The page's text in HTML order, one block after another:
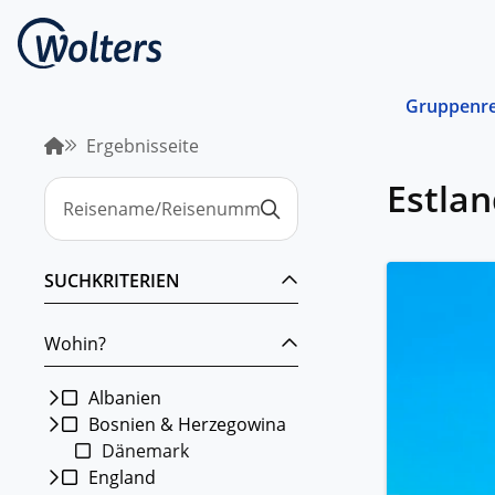
Von
Ergebnisseite
SUCHKRITERIEN
Wohin?
Albanien
Bosnien & Herzegowina
Dänemark
England